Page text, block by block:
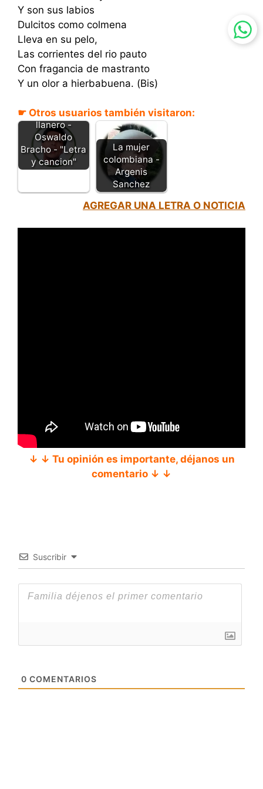
Y son sus labios
Dulcitos como colmena
Lleva en su pelo,
Las corrientes del rio pauto
Con fragancia de mastranto
Y un olor a hierbabuena. (Bis)
☛ Otros usuarios también visitaron:
Añoranza de un
llanero -
Oswaldo
Bracho - "Letra
y cancion"
La mujer
colombiana -
Argenis
Sanchez
AGREGAR UNA LETRA O NOTICIA
↓ ↓ Tu opinión es importante, déjanos un
comentario ↓ ↓
Suscribir
0 COMENTARIOS